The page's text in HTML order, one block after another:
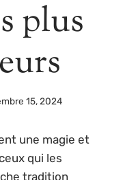
plus
15, 2024
une magie et
qui les
tradition